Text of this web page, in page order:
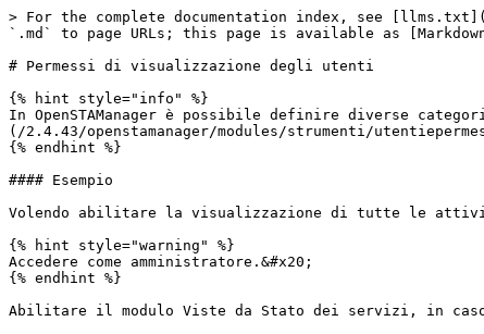
> For the complete documentation index, see
`.md` to page URLs; this page is available as
# Permessi di visualizzazione degli utenti
{% hint style="info" %}
In OpenSTAManager è possibile definire diverse
(/2.4.43/openstamanager/modules/strumenti/
{% endhint %}
#### Esempio
Volendo abilitare la visualizzazione di tutte le
{% hint style="warning" %}
Accedere come amministratore.&#x20;
{% endhint %}
Abilitare il modulo Viste da Stato dei servizi, in